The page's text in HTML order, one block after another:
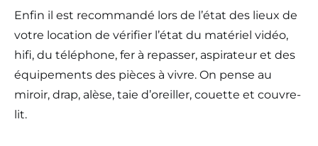
Enfin il est recommandé lors de l’état des lieux de
votre location de vérifier l’état du matériel vidéo,
hifi, du téléphone, fer à repasser, aspirateur et des
équipements des pièces à vivre. On pense au
miroir, drap, alèse, taie d’oreiller, couette et couvre-
lit.